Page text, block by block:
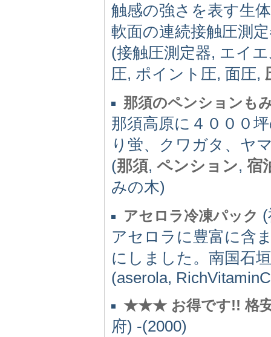
触感の強さを表す生
軟面の連続接触圧測
(接触圧測定器, エイ
圧, ポイント圧, 面圧,
那須のペンションも
那須高原に４０００
り蛍、クワガタ、ヤ
(那須, ペンション, 宿
みの木)
アセロラ冷凍パック
アセロラに豊富に含
にしました。南国石
(aserola,
★★★ お得です!! 格
府) -(2000)